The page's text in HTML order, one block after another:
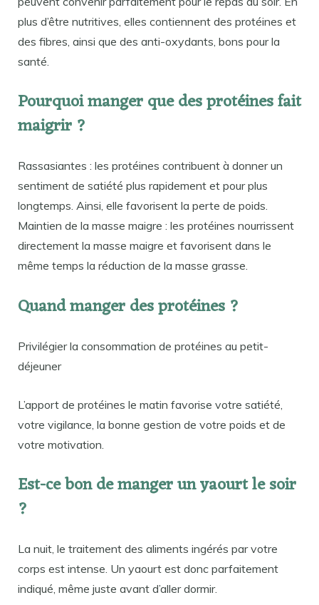
plus d’être nutritives, elles contiennent des protéines et
des fibres, ainsi que des anti-oxydants, bons pour la
santé.
Pourquoi manger que des protéines fait
maigrir ?
Rassasiantes : les protéines contribuent à donner un
sentiment de satiété plus rapidement et pour plus
longtemps. Ainsi, elle favorisent la perte de poids.
Maintien de la masse maigre : les protéines nourrissent
directement la masse maigre et favorisent dans le
même temps la réduction de la masse grasse.
Quand manger des protéines ?
Privilégier la consommation de protéines au petit-
déjeuner
L’apport de protéines le matin favorise votre satiété,
votre vigilance, la bonne gestion de votre poids et de
votre motivation.
Est-ce bon de manger un yaourt le soir
?
La nuit, le traitement des aliments ingérés par votre
corps est intense. Un yaourt est donc parfaitement
indiqué, même juste avant d’aller dormir.